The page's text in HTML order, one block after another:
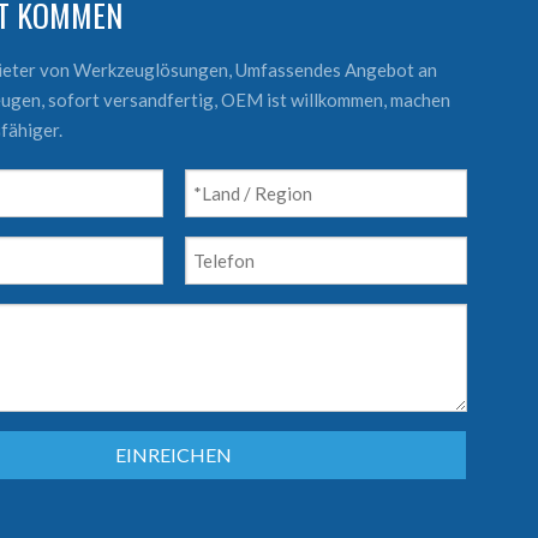
KOMMEN
von Werkzeuglösungen, Umfassendes Angebot an
sofort versandfertig, OEM ist willkommen, machen
EINREICHEN